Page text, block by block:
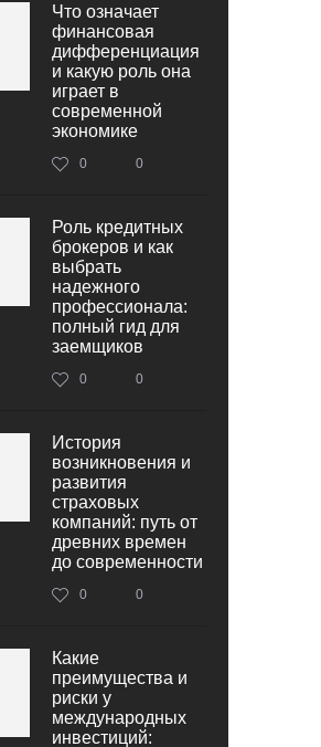
Что означает
финансовая
дифференциация
и какую роль она
играет в
современной
экономике
0 0
Роль кредитных
брокеров и как
выбрать
надежного
профессионала:
полный гид для
заемщиков
0 0
История
возникновения и
развития
страховых
компаний: путь от
древних времен
до современности
0 0
Какие
преимущества и
риски у
международных
инвестиций: